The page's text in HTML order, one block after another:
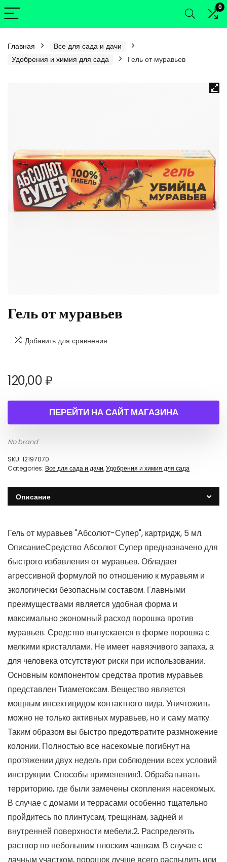
0
Главная
Все для сада и дачи
Удобрения и химия для сада
Гель от муравьев
Гель от муравьев
Добавить для сравнения
120,00₽
ПЕРЕЙТИ НА САЙТ МАГАЗИНА
No brand
SKU: 12197070
Categories: Все для сада и дачи,Удобрения и химия для сада
Описание
Гель от муравьев "Абсолют-Супер", картридж, 5 мл.
ОписаниеСредство Абсолют Супер предназначено для
быстрого избавления от муравьев. Обладает
агрессивной формулой по отношению к муравьям и
экологически безопасным составом. Главными
преимуществами является удобная форма и
максимально экономный расход порошка против
муравьев. Средство выпускается в форме порошка с
мелкими кристаллами. Не имеет навязчивого запаха, а
для человека отсутствуют риски при использовании.
Основным компонентом средства против муравьев
представлен Тиаметоксам. Вещество является
мощным инсектицидом контактного вида. Уничтожить
можно не только активных муравьев, но и саму матку.
Таким образом вы быстро предотвратите размножение
колонии. Полностью все насекомые погибнут на
протяжении двух недель при соблюдении всех условий
инструкции. Способы применения:1. Обрабатывать
территорию, где были замечены скопления насекомых.
В случае с домами и террасами особенно тщательно
пройдитесь по плинтусам, трещинам, задней и
внутренней поверхности мебели.2. Распределять
раствор по небольшим плоским чашкам. В случае с